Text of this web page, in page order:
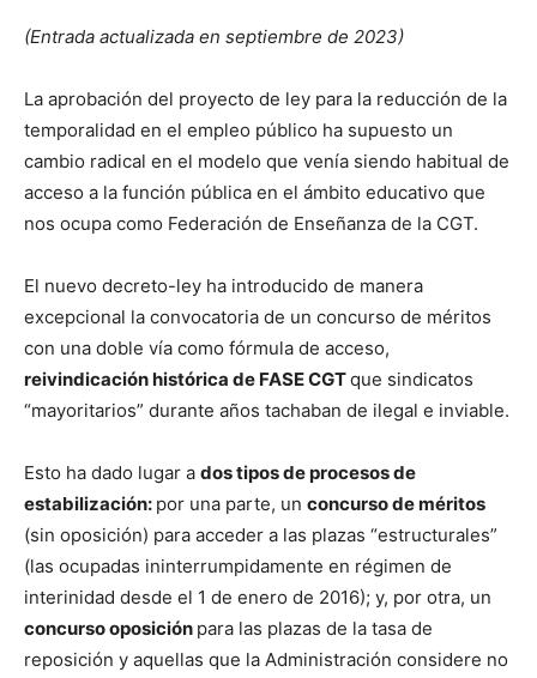
(Entrada actualizada en septiembre de 2023)
La aprobación del proyecto de ley para la reducción de la
temporalidad en el empleo público ha supuesto un
cambio radical en el modelo que venía siendo habitual de
acceso a la función pública en el ámbito educativo que
nos ocupa como Federación de Enseñanza de la CGT.
El nuevo decreto-ley ha introducido de manera
excepcional la convocatoria de un concurso de méritos
con una doble vía como fórmula de acceso,
reivindicación histórica de FASE CGTque sindicatos
“mayoritarios” durante años tachaban de ilegal e inviable.
Esto ha dado lugar a dos tipos de procesos de
estabilización: por una parte, un concurso de méritos
(sin oposición) para acceder a las plazas “estructurales”
(las ocupadas ininterrumpidamente en régimen de
interinidad desde el 1 de enero de 2016); y, por otra, un
concurso oposición para las plazas de la tasa de
reposición y aquellas que la Administración considere no